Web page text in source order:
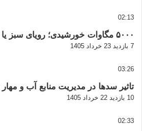
02:13
۵۰۰۰ مگاوات خورشیدی؛ رویای سبز یا وعده تکراری؟
7 بازدید 23 خرداد 1405
03:26
تاثیر سدها در مدیریت منابع آب و
10 بازدید 22 خرداد 1405
02:33